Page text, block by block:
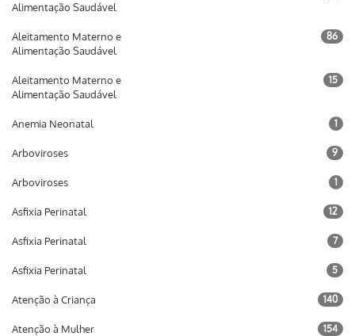
Alimentação Saudável
Aleitamento Materno e
Alimentação Saudável
86
Aleitamento Materno e
Alimentação Saudável
15
Anemia Neonatal 1
Arboviroses 9
Arboviroses 1
Asfixia Perinatal 12
Asfixia Perinatal 7
Asfixia Perinatal 5
Atenção à Criança 140
Atenção à Mulher 154